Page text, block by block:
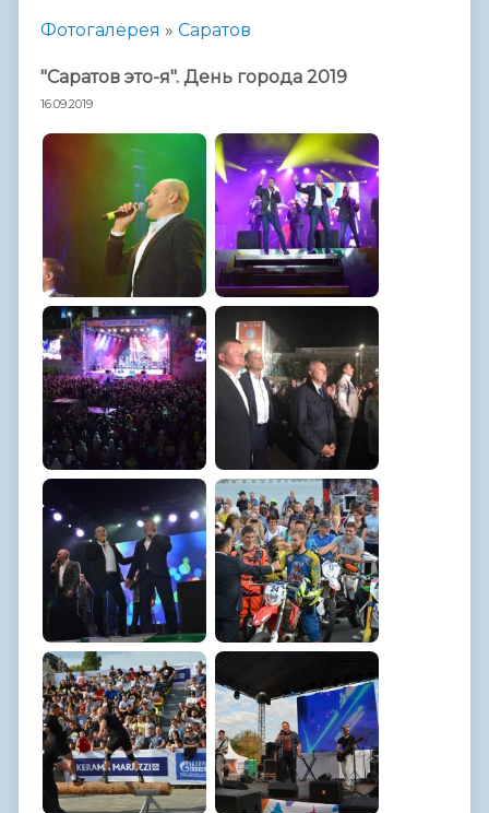
Фотогалерея » Саратов
"Саратов это-я". День города 2019
16.09.2019